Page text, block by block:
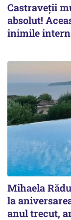
Castraveții
absolut!
inimile
Mihaela
la
anul trecut,